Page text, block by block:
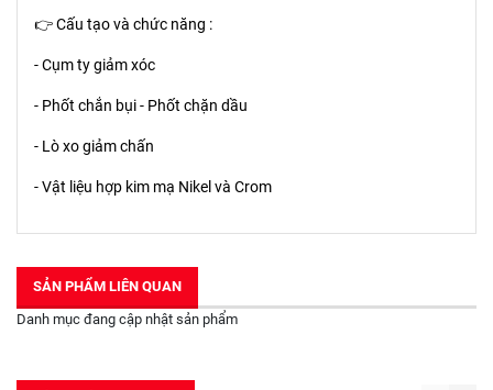
👉 Cấu tạo và chức năng :
- Cụm ty giảm xóc
- Phốt chắn bụi - Phốt chặn dầu
- Lò xo giảm chấn
- Vật liệu hợp kim mạ Nikel và Crom
SẢN PHẨM LIÊN QUAN
Danh mục đang cập nhật sản phẩm